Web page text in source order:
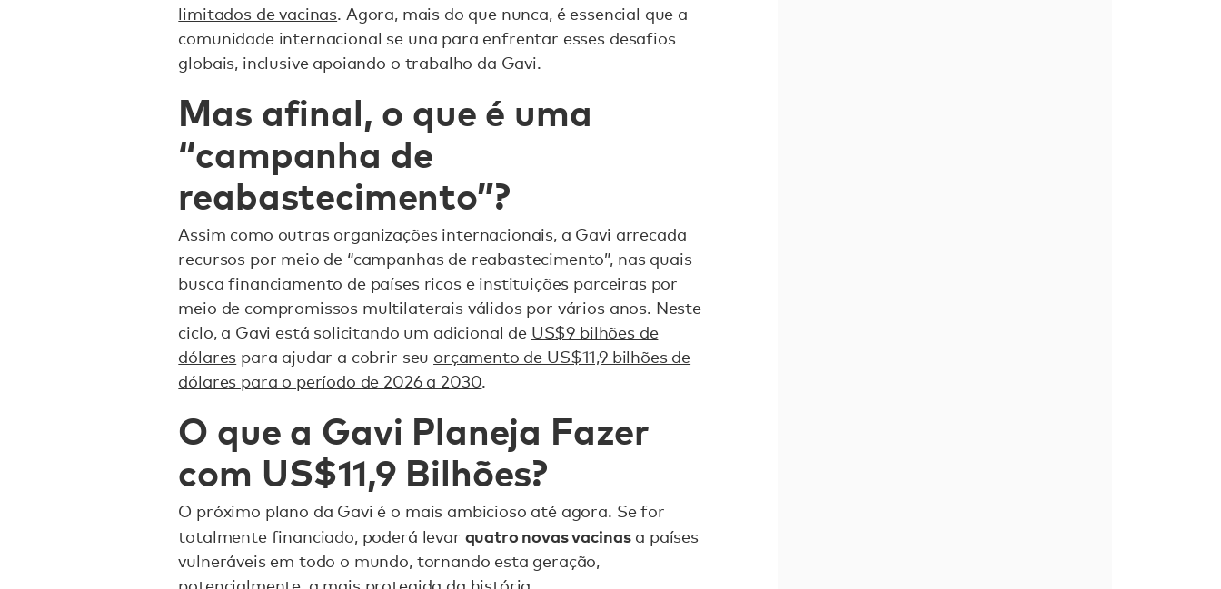
limitados de vacinas. Agora, mais do que nunca, é essencial que a
comunidade internacional se una para enfrentar esses desafios
globais, inclusive apoiando o trabalho da Gavi.
Mas afinal, o que é uma
“campanha de
reabastecimento”?
Assim como outras organizações internacionais, a Gavi arrecada
recursos por meio de “campanhas de reabastecimento”, nas quais
busca financiamento de países ricos e instituições parceiras por
meio de compromissos multilaterais válidos por vários anos. Neste
ciclo, a Gavi está solicitando um adicional de US$9 bilhões de
dólares para ajudar a cobrir seu orçamento de US$11,9 bilhões de
dólares para o período de 2026 a 2030.
O que a Gavi Planeja Fazer
com US$11,9 Bilhões?
O próximo plano da Gavi é o mais ambicioso até agora. Se for
totalmente financiado, poderá levar quatro novas vacinasa países
vulneráveis em todo o mundo, tornando esta geração,